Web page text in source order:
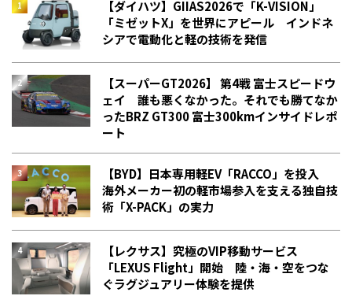
【ダイハツ】GIIAS2026で「K-VISION」
「ミゼットX」を世界にアピール インドネ
シアで電動化と軽の技術を発信
【スーパーGT2026】 第4戦 富士スピードウ
ェイ 誰も悪くなかった。それでも勝てなか
った――BRZ GT300 富士300kmインサイドレポ
ート
【BYD】日本専用軽EV「RACCO」を投入
海外メーカー初の軽市場参入を支える独自技
術「X-PACK」の実力
【レクサス】究極のVIP移動サービス
「LEXUS Flight」開始 陸・海・空をつな
ぐラグジュアリー体験を提供